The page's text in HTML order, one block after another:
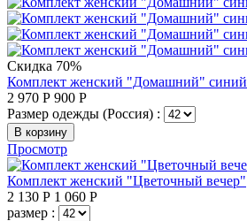
Скидка 70%
Комплект женский "Домашний" синий
2 970 Р 900 Р
Размер одежды (Россия) :
В корзину
Просмотр
Комплект женский "Цветочный вечер"
2 130 Р 1 060 Р
размер :